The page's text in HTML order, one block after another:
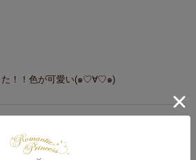
た！！色が可愛い(๑♡∀♡๑)
購入者